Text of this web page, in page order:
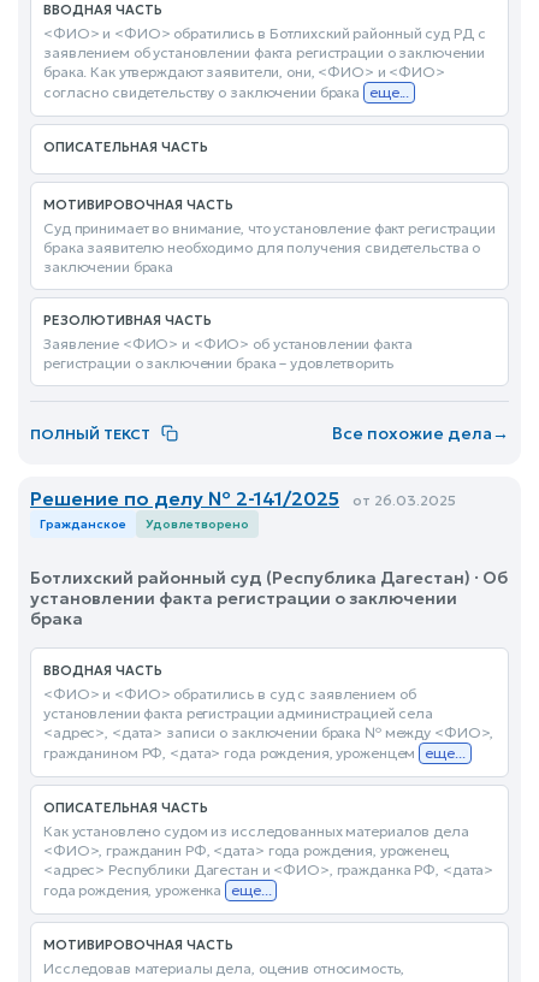
ВВОДНАЯ ЧАСТЬ
<ФИО> и <ФИО> обратились в Ботлихский районный суд РД с
заявлением об установлении факта регистрации о заключении
брака. Как утверждают заявители, они, <ФИО> и <ФИО>
согласно свидетельству о заключении брака
еще...
ОПИСАТЕЛЬНАЯ ЧАСТЬ
МОТИВИРОВОЧНАЯ ЧАСТЬ
Суд принимает во внимание, что установление факт регистрации
брака заявителю необходимо для получения свидетельства о
заключении брака
РЕЗОЛЮТИВНАЯ ЧАСТЬ
Заявление <ФИО> и <ФИО> об установлении факта
регистрации о заключении брака – удовлетворить
ПОЛНЫЙ ТЕКСТ Все похожие дела→
Решение по делу № 2-141/2025 от 26.03.2025
Гражданское Удовлетворено
Ботлихский районный суд (Республика Дагестан) · Об
установлении факта регистрации о заключении
брака
ВВОДНАЯ ЧАСТЬ
<ФИО> и <ФИО> обратились в суд с заявлением об
установлении факта регистрации администрацией села
<адрес>, <дата> записи о заключении брака № между <ФИО>,
гражданином РФ, <дата> года рождения, уроженцем еще...
ОПИСАТЕЛЬНАЯ ЧАСТЬ
Как установлено судом из исследованных материалов дела
<ФИО>, гражданин РФ, <дата> года рождения, уроженец
<адрес> Республики Дагестан и <ФИО>, гражданка РФ, <дата>
года рождения, уроженка еще...
МОТИВИРОВОЧНАЯ ЧАСТЬ
Исследовав материалы дела, оценив относимость,